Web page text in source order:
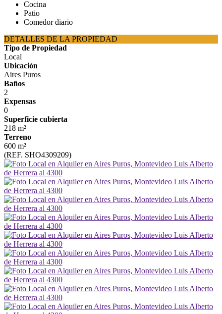
Cocina
Patio
Comedor diario
DETALLES DE LA PROPIEDAD
Tipo de Propiedad
Local
Ubicación
Aires Puros
Baños
2
Expensas
0
Superficie cubierta
218 m²
Terreno
600 m²
(REF. SHO4309209)